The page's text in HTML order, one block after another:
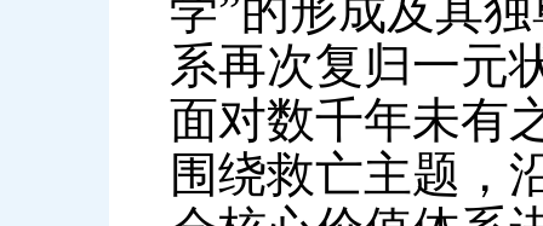
学 的形成及其
系再次复归一元
面对数千年未有
围绕救亡主题，